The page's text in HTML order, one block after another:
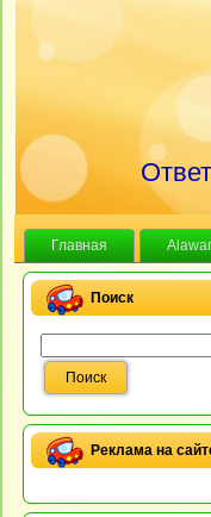
Главная
Поиск
Реклама на